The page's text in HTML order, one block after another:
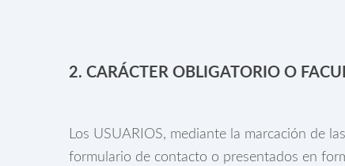
2. CARÁCTER OBLIGATORIO O
Los USUARIOS, mediante la marcación de
formulario de contacto o presentados en